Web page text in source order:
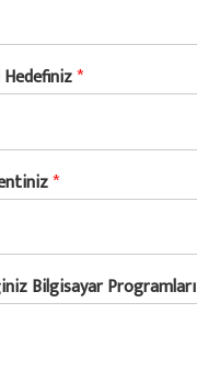
*
*
Bilgisayar Programları